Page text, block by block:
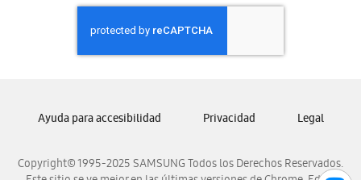
Samsung Honduras
Samsung Nicaragua
Samsung Panamá
Samsung Venezuela
Copyright© 1995-2025 SAMSUNG Todos los Derechos Reservados.
Ayuda para accesibilidad Privacidad Legal